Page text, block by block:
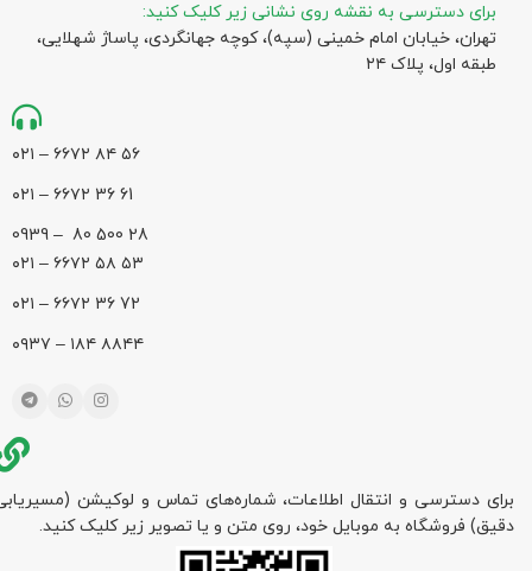
برای دسترسی به نقشه روی نشانی زیر کلیک کنید:
تهران، خیابان امام خمینی (سپه)، کوچه جهانگردی،‌ پاساژ شهلایی،
طبقه اول، پلاک ۲۴
۵۶ ۸۴ ۶۶۷۲ – ۰۲۱
61 36 ۶۶۷۲ – ۰۲۱
28 500 80 – 0939
۵۳ ۵۸ ۶۶۷۲ – ۰۲۱
72 36 ۶۶۷۲ – ۰۲۱
۸۸۴۴ ۱۸۴ – ۰۹۳۷
برای دسترسی و انتقال اطلاعات، شماره‌های تماس و لوکیشن
دقیق) فروشگاه به موبایل خود، روی متن و یا تصویر زیر کلیک کنید.